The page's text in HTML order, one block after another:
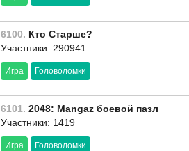
6100. Кто Старше?
Участники: 290941
Игра Головоломки
6101. 2048: Mangaz боевой пазл
Участники: 1419
Игра Головоломки